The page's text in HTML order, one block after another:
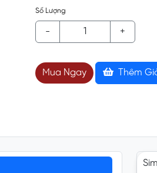
Số Lượng
- +
Mua Ngay Thêm